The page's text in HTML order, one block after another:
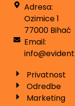
Adresa:
Ozimice 1
77000 Bihać
Email:
Privatnost
Odredbe
Marketing